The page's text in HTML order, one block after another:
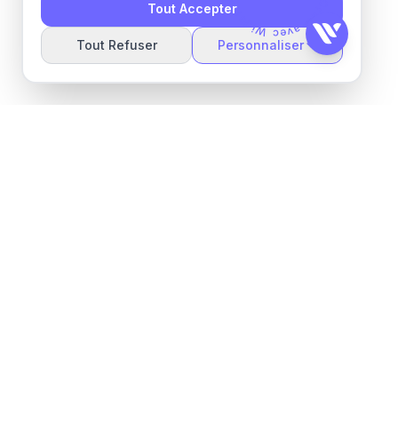
Tout Accepter
Tout Refuser Personnaliser
r
é
é
a
v
e
c
W
d
e